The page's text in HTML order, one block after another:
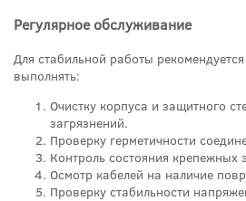
Регулярное обслуживание
Для стабильной работы
выполнять:
Очистку корпуса и защитного
загрязнений.
Проверку герметичности
Контроль состояния крепежных
Осмотр кабелей на наличие
Проверку стабильности